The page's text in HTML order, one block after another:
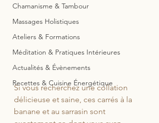
Chamanisme & Tambour
Massages Holistiques
Ateliers & Formations
Méditation & Pratiques Intérieures
Actualités & Évènements
Recettes & Cuisine Énergétique
Si vous recherchez une collation
délicieuse et saine, ces carrés à la
banane et au sarrasin sont